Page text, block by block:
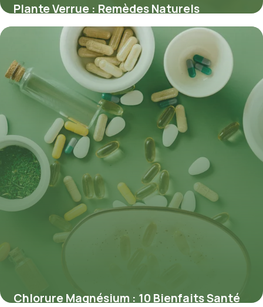
Plante Verrue : Remèdes Naturels
Efficaces 2026
Chlorure Magnésium : 10 Bienfaits Santé